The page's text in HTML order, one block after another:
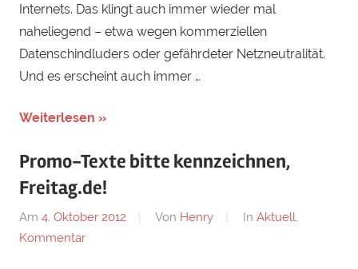
Internets. Das klingt auch immer wieder mal
naheliegend – etwa wegen kommerziellen
Datenschindluders oder gefährdeter Netzneutralität.
Und es erscheint auch immer …
Weiterlesen »
Promo-Texte bitte kennzeichnen,
Freitag.de!
Am 4. Oktober 2012 Von Henry In Aktuell,
Kommentar